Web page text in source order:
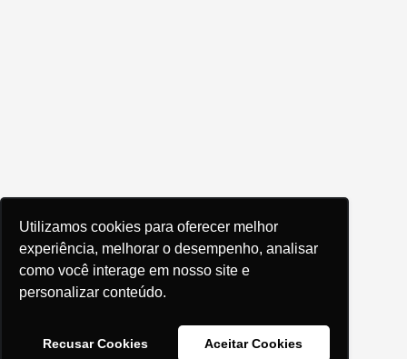
Utilizamos cookies para oferecer melhor
experiência, melhorar o desempenho, analisar
como você interage em nosso site e
personalizar conteúdo.
Recusar Cookies Aceitar Cookies